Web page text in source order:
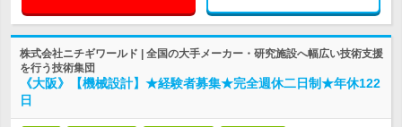
株式会社ニチギワールド | 全国の大手メーカー・研究施設へ幅広い技術支援
を行う技術集団
《大阪》【機械設計】★経験者募集★完全週休二日制★年休122
日